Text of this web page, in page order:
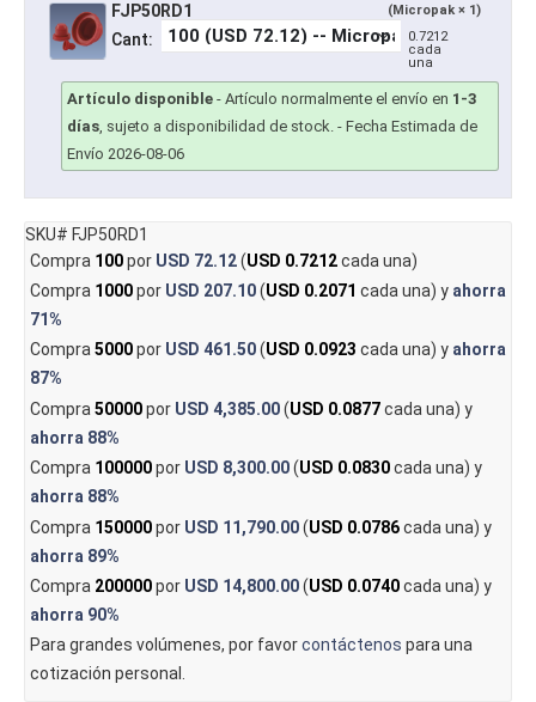
FJP50RD1 (Micropak × 1)
Cant:
0.7212
cada
una
Artículo disponible - Artículo normalmente el envío en 1-3
días, sujeto a disponibilidad de stock. - Fecha Estimada de
Envío 2026-08-06
SKU# FJP50RD1
Compra 100por USD 72.12(USD 0.7212cada una)
Compra 1000por USD 207.10(USD 0.2071 cada una) y ahorra
71%
Compra5000por USD 461.50(USD 0.0923 cada una) y ahorra
87%
Compra 50000por USD 4,385.00(USD 0.0877cada una) y
ahorra 88%
Compra 100000por USD 8,300.00(USD 0.0830cada una) y
ahorra 88%
Compra 150000por USD 11,790.00(USD 0.0786cada una) y
ahorra 89%
Compra 200000por USD 14,800.00(USD 0.0740cada una) y
ahorra 90%
Para grandes volúmenes, por favorcontáctenos para una
cotización personal.